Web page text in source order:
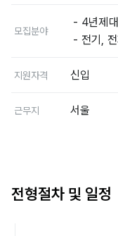
모집분야
- 4년제
- 전기,
지원자격 신입
근무지 서울
전형절차 및 일정